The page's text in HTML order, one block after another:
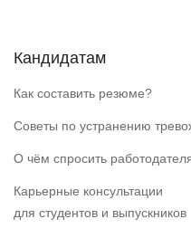
Кандидатам
Как составить резюме?
Советы по устранению
О чём спросить
Карьерные консультации
для студентов и выпускников